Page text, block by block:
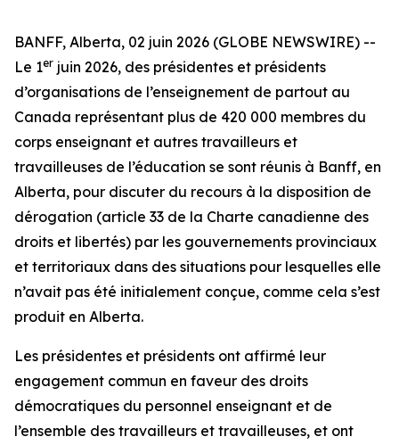
BANFF, Alberta, 02 juin 2026 (GLOBE NEWSWIRE) --
Le 1er juin 2026, des présidentes et présidents
d’organisations de l’enseignement de partout au
Canada représentant plus de 420 000 membres du
corps enseignant et autres travailleurs et
travailleuses de l’éducation se sont réunis à Banff, en
Alberta, pour discuter du recours à la disposition de
dérogation (article 33 de la Charte canadienne des
droits et libertés) par les gouvernements provinciaux
et territoriaux dans des situations pour lesquelles elle
n’avait pas été initialement conçue, comme cela s’est
produit en Alberta.
Les présidentes et présidents ont affirmé leur
engagement commun en faveur des droits
démocratiques du personnel enseignant et de
l’ensemble des travailleurs et travailleuses, et ont